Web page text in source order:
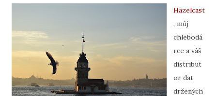
Hazelcast
, můj
chlebodá
rce a váš
distribut
or dat
držených